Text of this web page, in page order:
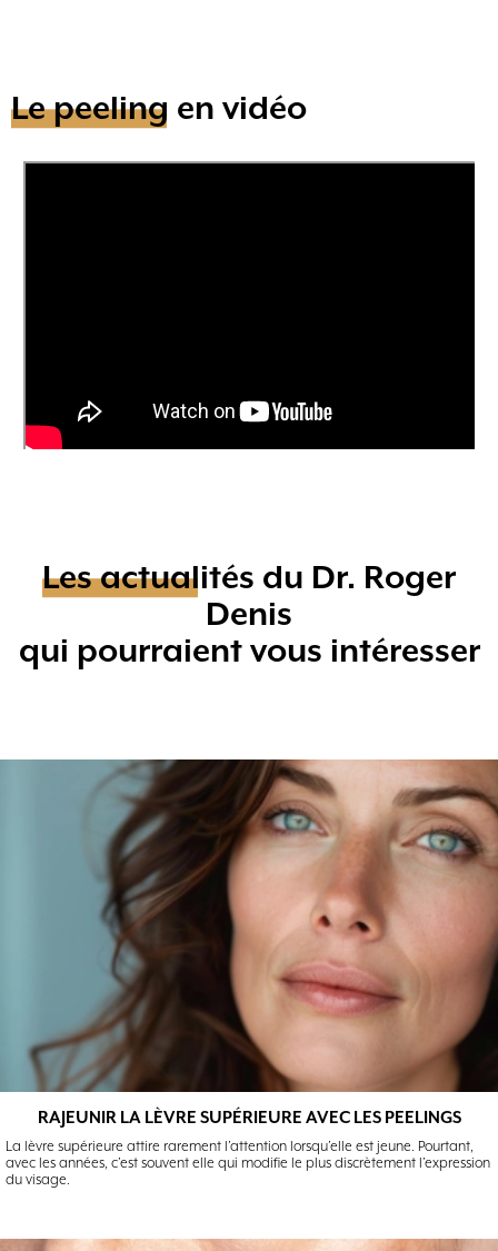
Le peeling en vidéo
Les actualités du Dr. Roger
Denis
qui pourraient vous intéresser
RAJEUNIR LA LÈVRE SUPÉRIEURE AVEC LES PEELINGS
La lèvre supérieure attire rarement l’attention lorsqu’elle est jeune. Pourtant,
avec les années, c’est souvent elle qui modifie le plus discrètement l’expression
du visage.